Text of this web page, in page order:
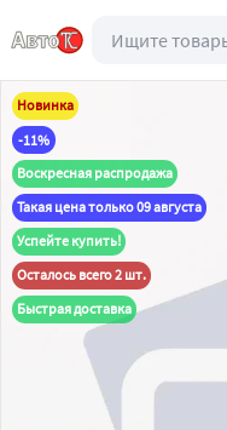
Новинка
-11%
Воскресная распродажа
Такая цена только 09 августа
Успейте купить!
Осталось всего 2 шт.
Быстрая доставка